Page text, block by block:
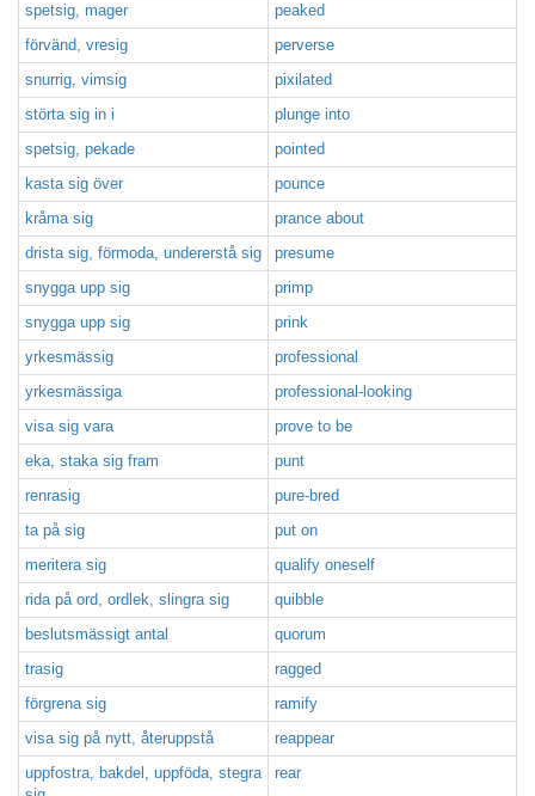
spetsig, mager
peaked
förvänd, vresig
perverse
snurrig, vimsig
pixilated
störta sig in i
plunge into
spetsig, pekade
pointed
kasta sig över
pounce
kråma sig
prance about
drista sig, förmoda, undererstå sig
presume
snygga upp sig
primp
snygga upp sig
prink
yrkesmässig
professional
yrkesmässiga
professional-looking
visa sig vara
prove to be
eka, staka sig fram
punt
renrasig
pure-bred
ta på sig
put on
meritera sig
qualify oneself
rida på ord, ordlek, slingra sig
quibble
beslutsmässigt antal
quorum
trasig
ragged
förgrena sig
ramify
visa sig på nytt, återuppstå
reappear
uppfostra, bakdel, uppföda, stegra
rear